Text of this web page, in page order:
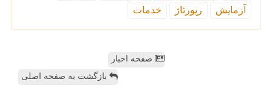
آزمایش
رپورتاژ خدمات
صفحه اخبار
بازگشت به صفحه اصلی